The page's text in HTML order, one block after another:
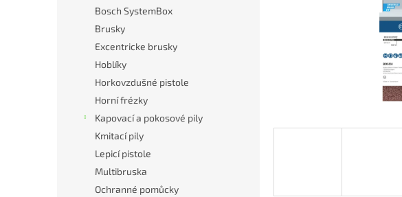
Bosch SystemBox
Brusky
Excentricke brusky
Hoblíky
Horkovzdušné pistole
Horní frézky
Kapovací a pokosové pily
Kmitací pily
Lepicí pistole
Multibruska
Ochranné pomůcky